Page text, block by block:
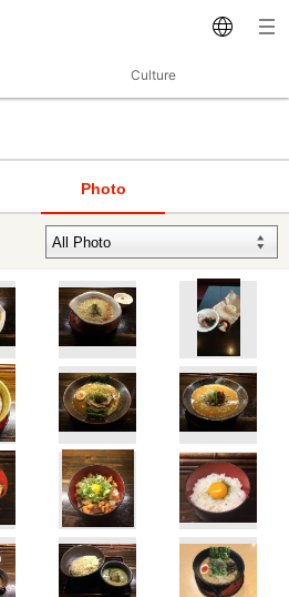
Culture
Photo